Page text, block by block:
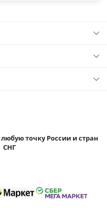
точку России и стран
СНГ